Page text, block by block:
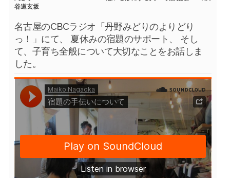
谷道玄坂
名古屋のCBCラジオ「丹野みどりのよりどり
っ！」にて、 夏休みの宿題のサポート、 そし
て、子育ち全般について大切なことをお話しま
した。